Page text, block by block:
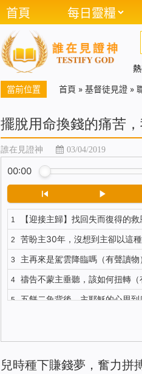
首頁 每日靈糧
當前位置 首頁 » 基督徒見證 »
擺脫用命換錢的痛苦
誰在見證神 03/04/2019
00:00
1 【迎接主歸】找回失而復得的
2 苦盼主30年，沒想到主卻以這種
3 主再來是駕雲降臨嗎（有聲讀物
4 禱告不蒙主垂聽，該如何扭轉（
5 五餅二魚背後，主耶穌的心思
7 對聖經的這種觀念，讓我險些
8 我終於明白了什麼才是有意義的
兒時種下賺錢夢，奮力拼